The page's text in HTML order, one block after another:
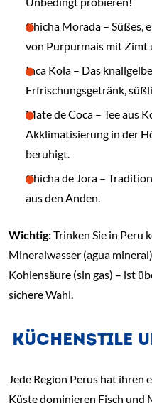
Chicha Morada – Süßes,
von Purpurmais mit Zimt
Inca Kola – Das
Erfrischungsgetränk,
Mate de Coca – Tee aus
Akklimatisierung in der
beruhigt.
Chicha de Jora –
aus den Anden.
Wichtig:Trinken Sie in Peru
Mineralwasser (agua
Kohlensäure (sin gas) – ist
sichere Wahl.
KÜCHENSTILE
Jede Region Perus hat ihren
Küste dominieren Fisch und